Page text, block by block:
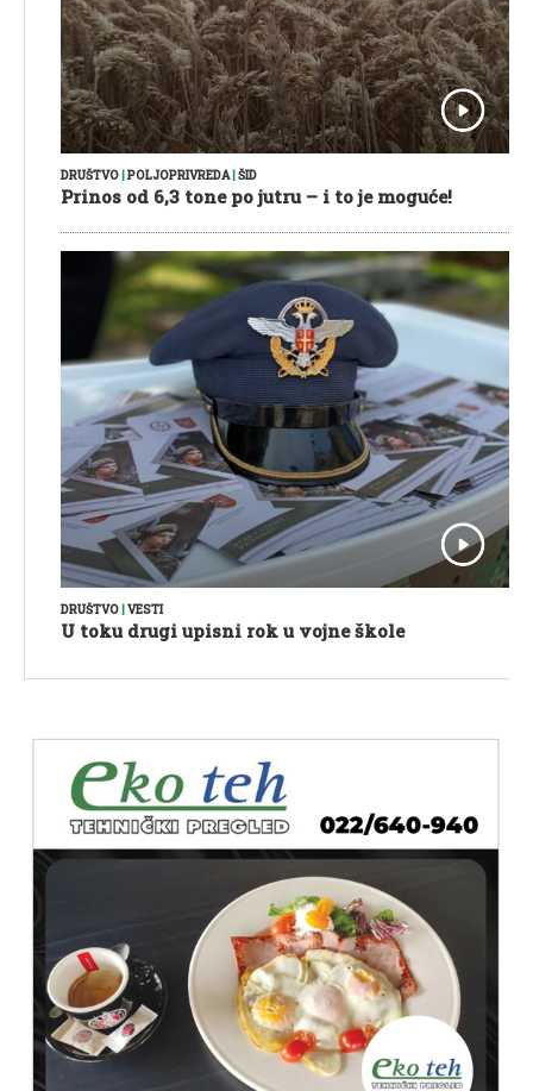
DRUŠTVO|POLJOPRIVREDA|ŠID
Prinos od 6,3 tone po jutru – i to je moguće!
DRUŠTVO|VESTI
U toku drugi upisni rok u vojne škole